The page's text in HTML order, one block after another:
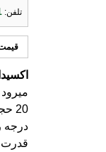
تلفن:
میرود
درجه